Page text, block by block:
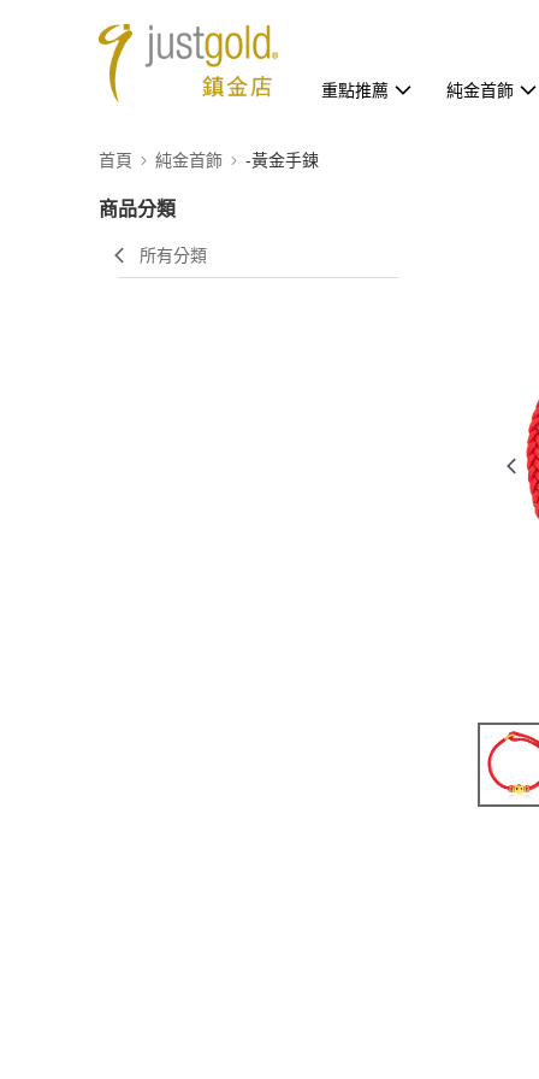
重點推薦 純金首飾
首頁 純金首飾 -黃金手鍊
商品分類
所有分類